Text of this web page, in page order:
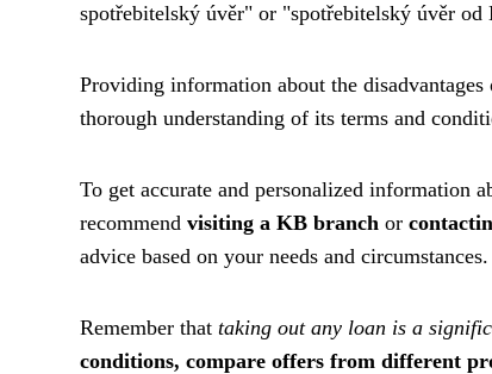
spotřebitelský úvěr" or "spotřebitelský úvěr od
Providing information about the
thorough understanding of its terms and
To get accurate and personalized
recommend visiting a KB branch or
advice based on your needs and circumstances.
Remember that taking out any loan is a
conditions, compare offers from different